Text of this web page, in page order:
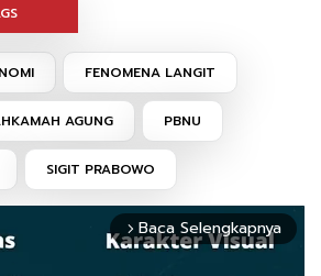
FENOMENA LANGIT
AGUNG PBNU
SIGIT PRABOWO
arrow_forward_ios Baca Selengkapnya